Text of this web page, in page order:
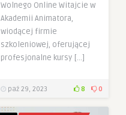
Wolnego Online Witajcie w
Akademii Animatora,
wiodącej firmie
szkoleniowej, oferującej
profesjonalne kursy […]
paź 29, 2023 8 0